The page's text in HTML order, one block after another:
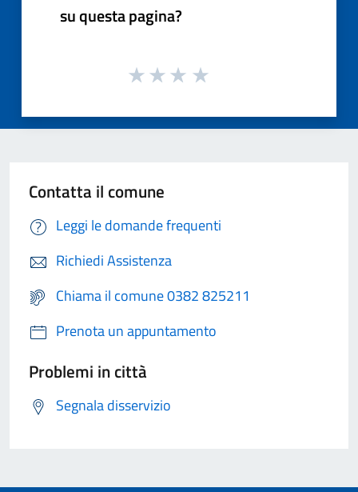
su questa pagina?
Contatta il comune
Leggi le domande frequenti
Richiedi Assistenza
Chiama il comune 0382 825211
Prenota un appuntamento
Problemi in città
Segnala disservizio